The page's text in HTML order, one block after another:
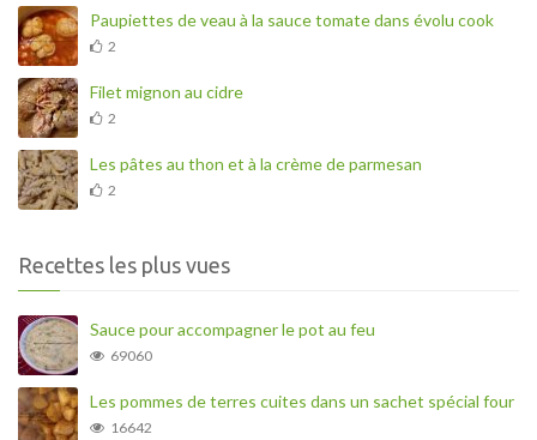
Paupiettes de veau à la sauce tomate dans évolu cook
2
Filet mignon au cidre
2
Les pâtes au thon et à la crème de parmesan
2
Recettes les plus vues
Sauce pour accompagner le pot au feu
69060
Les pommes de terres cuites dans un sachet spécial four
16642